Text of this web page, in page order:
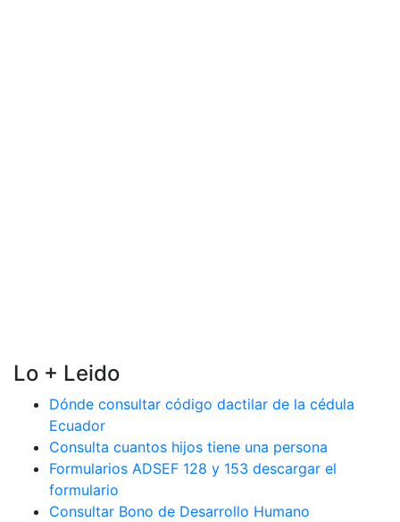
Lo + Leido
Dónde consultar código dactilar de la cédula
Ecuador
Consulta cuantos hijos tiene una persona
Formularios ADSEF 128 y 153 descargar el
formulario
Consultar Bono de Desarrollo Humano